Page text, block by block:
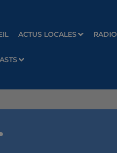
ACTUS LOCALES RADIO